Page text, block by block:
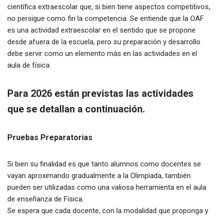
científica extraescolar que, si bien tiene aspectos competitivos,
no persigue como fin la competencia. Se entiende que la OAF
es una actividad extraescolar en el sentido que se propone
desde afuera de la escuela, pero su preparación y desarrollo
debe servir como un elemento más en las actividades en el
aula de física.
Para 2026 están previstas las actividades
que se detallan a continuación.
Pruebas Preparatorias
Si bien su finalidad es que tanto alumnos como docentes se
vayan aproximando gradualmente a la Olimpíada, también
pueden ser utilizadas como una valiosa herramienta en el aula
de enseñanza de Física.
Se espera que cada docente, con la modalidad que proponga y